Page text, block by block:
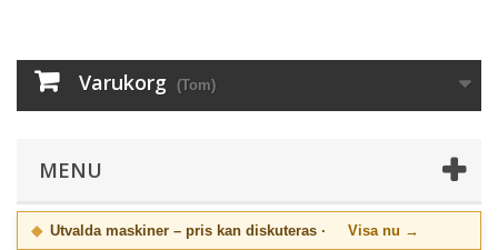
Varukorg (Tom)
MENU
◆ Utvalda maskiner – pris kan diskuteras · Visa nu →